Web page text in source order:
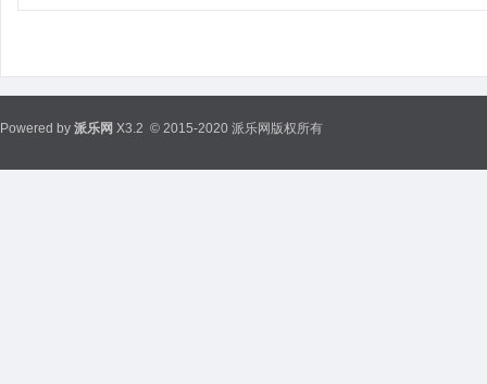
Powered by 派乐网 X3.2 © 2015-2020 派乐网版权所有